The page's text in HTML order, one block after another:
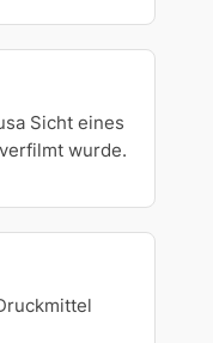
Sicht eines
wurde.